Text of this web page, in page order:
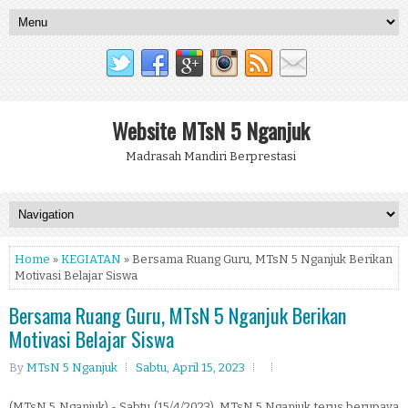
Website MTsN 5 Nganjuk
Madrasah Mandiri Berprestasi
Home » KEGIATAN » Bersama Ruang Guru, MTsN 5 Nganjuk Berikan
Motivasi Belajar Siswa
Bersama Ruang Guru, MTsN 5 Nganjuk Berikan
Motivasi Belajar Siswa
By MTsN 5 Nganjuk Sabtu, April 15, 2023